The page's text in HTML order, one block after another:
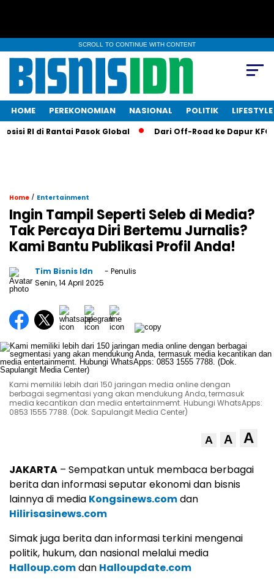
SCROLL TO CONTINUE WITH CONTENT
HOME PEREKONOMIAN NASIONAL POLITIK LIFESTYLE
RI di Rantai Pasok Global Dari Off-Road ke Dapur KFC:
Home / Entertainment
Ingin Tampil Seperti Seleb di Media?
Tak Percaya Diri Bertemu Jurnalis?
Kami Bantu Publikasi Profil Anda!
Tim Bisnis Idn
- Penulis
Senin, 14 April 2025
Kami memiliki lebih dari 150 jaringan media online dengan
berbagai segmentasi yang akan mendukung Anda, termasuk
media kecantikan dan media entertainmemt. Hubungi WhatsApps:
0853 1555 7788. (Dok. Sapulangit Media Center)
A A A
JAKARTA – Sempatkan untuk membaca berbagai
berita dan informasi seputar ekonomi dan bisnis
lainnya di media Kongsinews.comdan
Hilirisasinews.com
Simak juga berita dan informasi terkini mengenai
politik, hukum, dan nasional melalui media
Halloup.comdan Halloupdate.com